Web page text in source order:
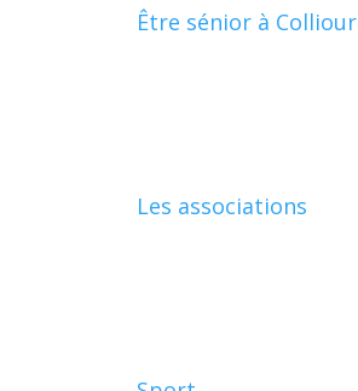
Être sénior à
Les associations